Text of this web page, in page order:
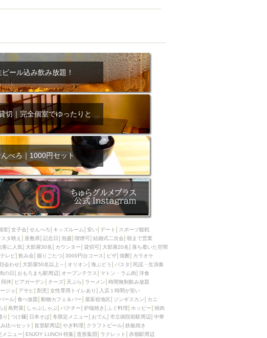
人気 大部屋30名
カウンター
和食
クーポン
スイーツ
結納・顔会わせ
杯
店内全面禁煙
橋駅周辺
トン・ラム肉
洋食
12時以降入店可
サプライズ
ぷら
時間無制飲み放題
円以上コース 地中海料理
鍋
レあり
入店１時間が安い
給料日）
野菜巻き串
屋富祖地区
ジンギスカン
獺祭 イタリアン
古島駅周辺
パクチー 炉端焼き
ふぐ料理
バイキング（ビュッフェ）
そば 冬限定メニュー
おでん
フライデー
牛串焼き
ト 首里駅周辺
やぎ料理
奥武山公園駅周辺
小禄駅周辺
ENJOY LUNCH 特集
造形集団
ビール込み飲み放題！
切｜完全個室でゆったりと
べろ｜1000円セット
室 女子会 せんべろ キッズルーム 安い デート
スポーツ観戦
スタ映え 座敷席 記念日 泡盛 喫煙可 結婚式二次会 朝まで営業
客に人気 大部屋30名 カウンター 貸切可 大部屋20名
落ち着いた空間
テレビ 飲み会 掘りごたつ 3000円台コース ピザ 焼酎
カラオケ
会わせ 大部屋50名以上～ オリオン 海ぶどう パスタ
民謡・生演奏
肉の日 おもろまち駅周辺 オープンテラス マトン・ラム肉
洋食
同伴 ビアガーデン チーズ 天ぷら ラーメン
時間無制飲み放題
ジョ アサヒ 割烹 女性専用トイレあり
入店１時間が安い
ール 食べ放題 動物カフェ＆バー 屋富祖地区 ジンギスカン
カニ
) 島野菜 しゃぶしゃぶ パクチー 炉端焼き ふぐ料理 ホッピー
焼肉
り つけ麺 日本そば 冬限定メニュー おでん 市立病院前駅周辺
中華
比べセット 首里駅周辺 やぎ料理 クラフトビール 鉄板焼き
メニュー ENJOY LUNCH 特集 造形集団 ラクレット 赤嶺駅周辺